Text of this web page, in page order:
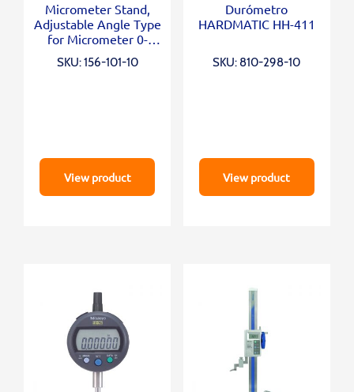
Micrometer Stand,
Adjustable Angle Type
for Micrometer 0-
100mm/0-4″
SKU: 156-101-10
View product
Durómetro
HARDMATIC HH-411
SKU: 810-298-10
View product